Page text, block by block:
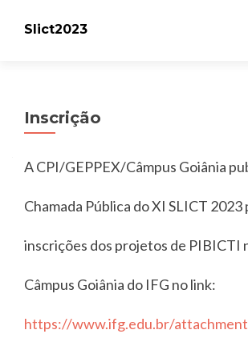
Slict2023
Inscrição
A CPI/GEPPEX/Câmpus Goiânia
Chamada Pública do XI SLICT 2023
inscrições dos projetos de PIBICTI
Câmpus Goiânia do IFG no link:
https://www.ifg.edu.br/